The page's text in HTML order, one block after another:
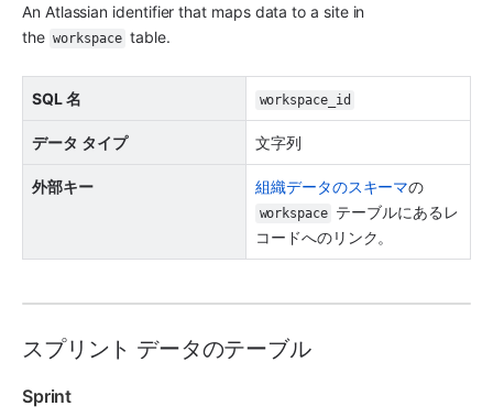
An Atlassian identifier that maps data to a site in
the workspace table.
SQL 名 workspace_id
データ タイプ 文字列
外部キー 組織データのスキーマ
workspace テーブルにあるレ
コードへのリンク。
スプリント データのテーブル
Sprint